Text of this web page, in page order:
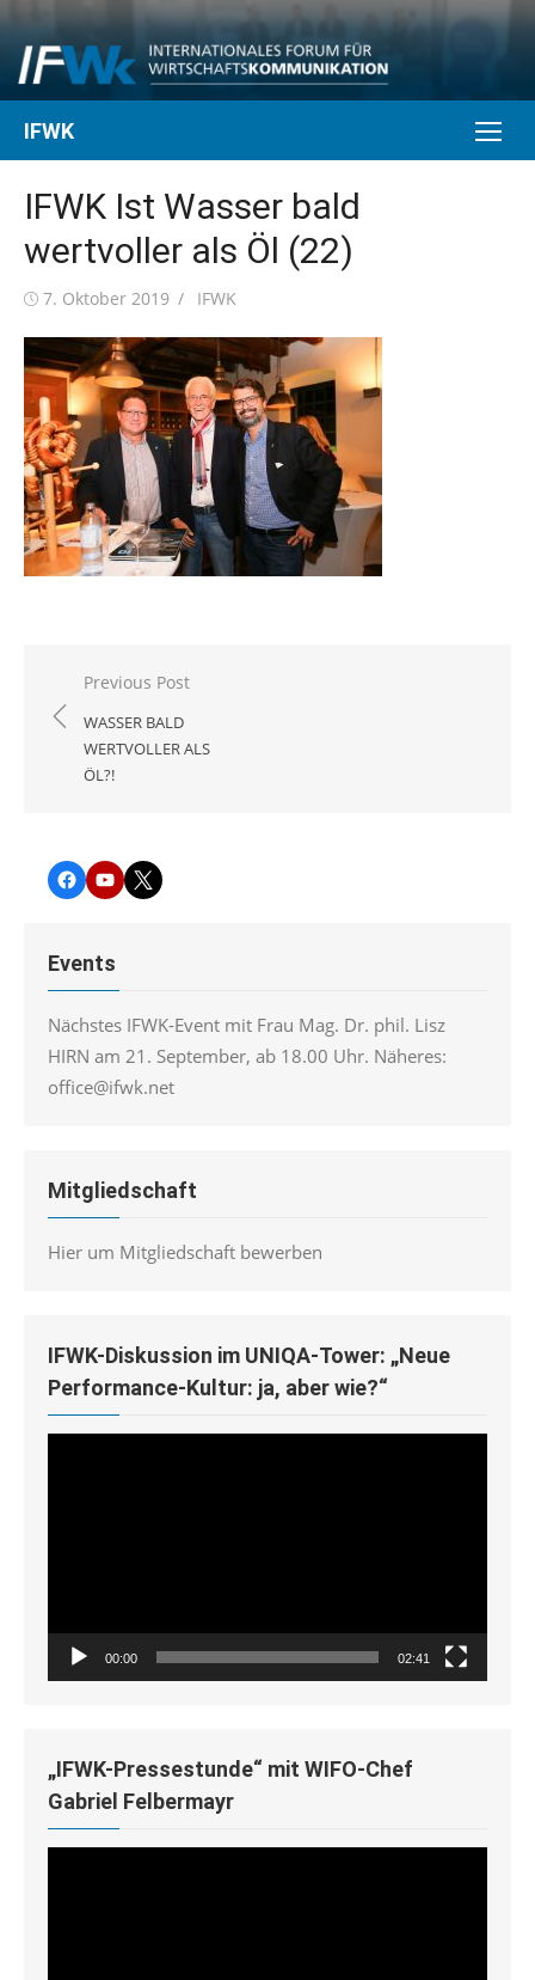
Skip
content
IFWK
IFWK Ist Wasser bald
wertvoller als Öl (22)
Posted
7. Oktober 2019 Author
IFWK
Beitragsnavigation
Previous Post
WASSER BALD
WERTVOLLER ALS
ÖL?!
Facebook
YouTubeTwitter
Events
Nächstes IFWK-Event mit Frau Mag. Dr. phil. Lisz
HIRN am 21. September, ab 18.00 Uhr. Näheres:
office@ifwk.net
Mitgliedschaft
Hier um Mitgliedschaft bewerben
IFWK-Diskussion im UNIQA-Tower: „Neue
Performance-Kultur: ja, aber wie?“
00:00 02:41
„IFWK-Pressestunde“ mit WIFO-Chef
Gabriel Felbermayr